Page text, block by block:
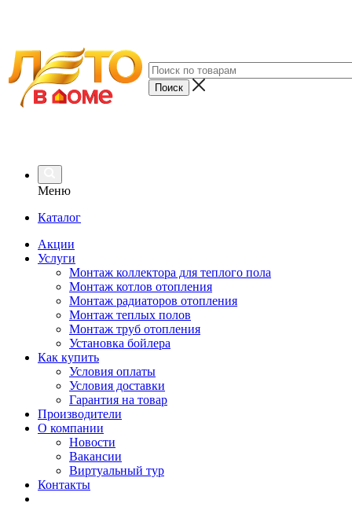
Меню
Каталог
Акции
Услуги
Монтаж коллектора для теплого пола
Монтаж котлов отопления
Монтаж радиаторов отопления
Монтаж теплых полов
Монтаж труб отопления
Установка бойлера
Как купить
Условия оплаты
Условия доставки
Гарантия на товар
Производители
О компании
Новости
Вакансии
Виртуальный тур
Контакты